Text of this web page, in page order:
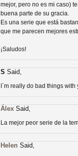
Expediente
MOLTISANTI
Recomendación de la semana
mejor, pero no es mi caso)
buena parte de su gracia.
Es una serie que está
que me parecen mejores
¡Saludos!
S Said,
I´m really do bad things with
Álex Said,
La mejor peor serie de la
Helen Said,